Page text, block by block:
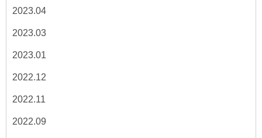
2023.04
2023.03
2023.01
2022.12
2022.11
2022.09